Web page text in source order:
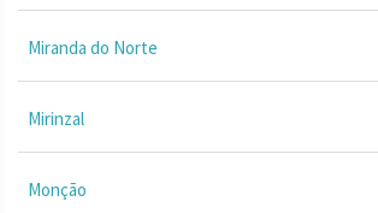
Miranda do Norte
Mirinzal
Monção